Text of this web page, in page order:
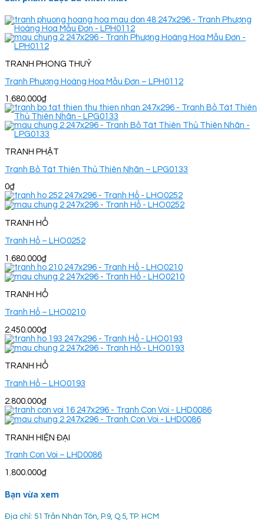
TRANH PHONG THUỶ
Tranh Phượng Hoàng Hoa Mẫu Đơn – LPH0112
1.680.000₫
TRANH PHẬT
Tranh Bồ Tát Thiên Thủ Thiên Nhãn – LPG0133
0₫
TRANH HỔ
Tranh Hổ – LHO0252
1.680.000₫
TRANH HỔ
Tranh Hổ – LHO0210
2.450.000₫
TRANH HỔ
Tranh Hổ – LHO0193
2.800.000₫
TRANH HIỆN ĐẠI
Tranh Con Voi – LHD0086
1.800.000₫
Bạn vừa xem
Địa chỉ: 51 Trần Nhân Tôn, P.9, Q.5, TP. HCM